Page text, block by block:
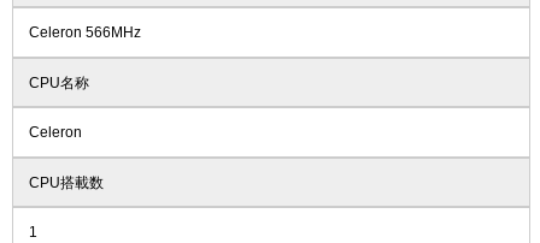
Celeron 566MHz
CPU名称
Celeron
CPU搭載数
1